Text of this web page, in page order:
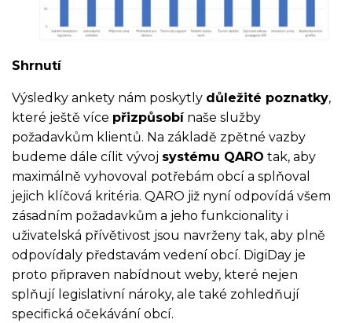
Shrnutí
Výsledky ankety nám poskytly důležité poznatky,
které ještě více přizpůsobínaše služby
požadavkům klientů. Na základě zpětné vazby
budeme dále cílit vývoj systému QARO tak, aby
maximálně vyhovoval potřebám obcí a splňoval
jejich klíčová kritéria. QARO již nyní odpovídá všem
zásadním požadavkům a jeho funkcionality i
uživatelská přívětivost jsou navrženy tak, aby plně
odpovídaly představám vedení obcí. DigiDay je
proto připraven nabídnout weby, které nejen
splňují legislativní nároky, ale také zohledňují
specifická očekávání obcí.